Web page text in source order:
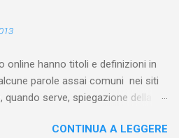
online hanno titoli e definizioni in
parole assai comuni nei siti
serve, spiegazione della
le parole del lessico quotidiano che
CONTINUA A LEGGERE